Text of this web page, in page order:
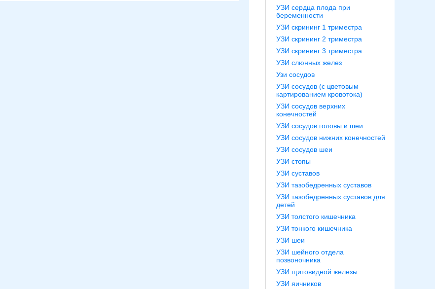
УЗИ сердца плода при
беременности
УЗИ скрининг 1 триместра
УЗИ скрининг 2 триместра
УЗИ скрининг 3 триместра
УЗИ слюнных желез
Узи сосудов
УЗИ сосудов (с цветовым
картированием кровотока)
УЗИ сосудов верхних
конечностей
УЗИ сосудов головы и шеи
УЗИ сосудов нижних конечностей
УЗИ сосудов шеи
УЗИ стопы
УЗИ суставов
УЗИ тазобедренных суставов
УЗИ тазобедренных суставов для
детей
УЗИ толстого кишечника
УЗИ тонкого кишечника
УЗИ шеи
УЗИ шейного отдела
позвоночника
УЗИ щитовидной железы
УЗИ яичников